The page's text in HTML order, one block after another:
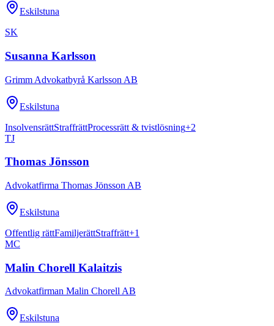
Eskilstuna
SK
Susanna Karlsson
Grimm Advokatbyrå Karlsson AB
Eskilstuna
InsolvensrättStraffrättProcessrätt & tvistlösning+2
TJ
Thomas Jönsson
Advokatfirma Thomas Jönsson AB
Eskilstuna
Offentlig rättFamiljerättStraffrätt+1
MC
Malin Chorell Kalaitzis
Advokatfirman Malin Chorell AB
Eskilstuna